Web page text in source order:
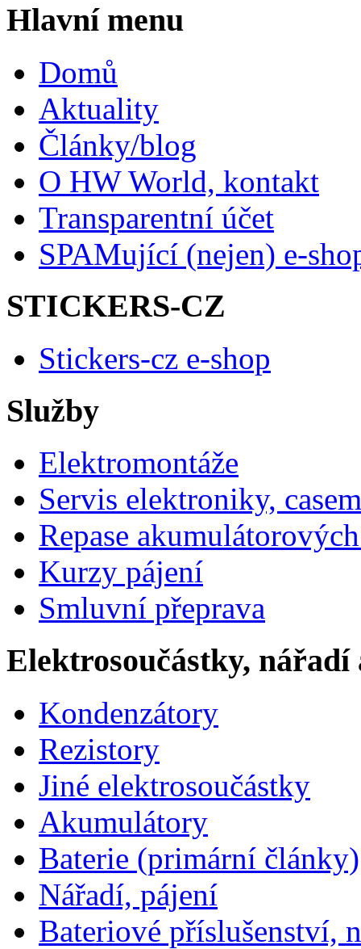
Hlavní menu
Domů
Aktuality
Články/blog
O HW World, kontakt
Transparentní účet
SPAMující (nejen) e-
STICKERS-CZ
Stickers-cz e-shop
Služby
Elektromontáže
Servis elektroniky,
Repase
Kurzy pájení
Smluvní přeprava
Elektrosoučástky, nářadí
Kondenzátory
Rezistory
Jiné elektrosoučástky
Akumulátory
Baterie (primární články)
Nářadí, pájení
Bateriové příslušenství,